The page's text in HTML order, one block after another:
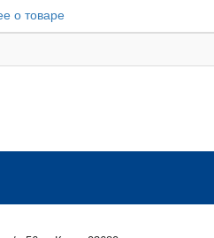
о товаре